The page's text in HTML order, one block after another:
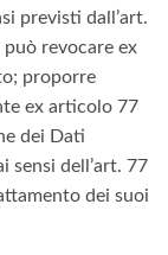
previsti dall’art.
può revocare ex
proporre
ex articolo 77
dei Dati
sensi dell’art. 77
dei suoi